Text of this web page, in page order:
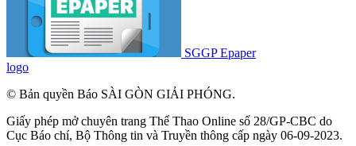
SGGP Epaper
logo
© Bản quyền Báo SÀI GÒN GIẢI PHÓNG.
Giấy phép mở chuyên trang Thể Thao Online số 28/GP-CBC do
Cục Báo chí, Bộ Thông tin và Truyền thông cấp ngày 06-09-2023.